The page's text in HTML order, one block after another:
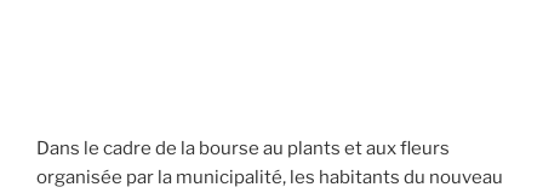
Dans le cadre de la bourse au plants et aux fleurs
organisée par la municipalité, les habitants du nouveau